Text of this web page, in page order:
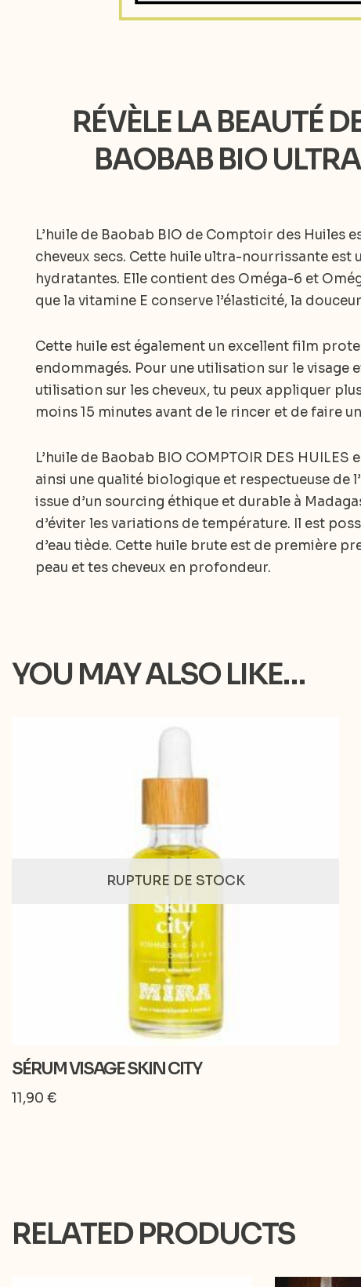
RÉVÈLE LA BEAUTÉ
BAOBAB BIO
L’huile de Baobab BIO de Comptoir des Huiles
cheveux secs. Cette huile ultra-nourrissante
hydratantes. Elle contient des Oméga-6 et
que la vitamine E conserve l’élasticité, la
Cette huile est également un excellent film
endommagés. Pour une utilisation sur le
utilisation sur les cheveux, tu peux appliquer
moins 15 minutes avant de le rincer et de faire
L’huile de Baobab BIO COMPTOIR DES
ainsi une qualité biologique et respectueuse
issue d’un sourcing éthique et durable à
d’éviter les variations de température. Il est
d’eau tiède. Cette huile brute est de première
peau et tes cheveux en profondeur.
YOU MAY ALSO LIKE…
RUPTURE DE STOCK
SÉRUM VISAGE SKIN CITY
11,90 €
RELATED PRODUCTS